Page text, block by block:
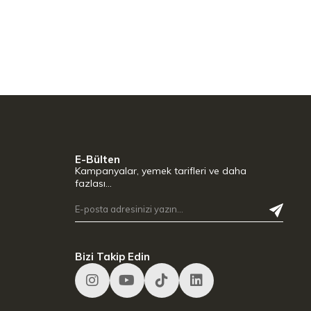
E-Bülten
Kampanyalar, yemek tarifleri ve daha
fazlası…
Bizi Takip Edin